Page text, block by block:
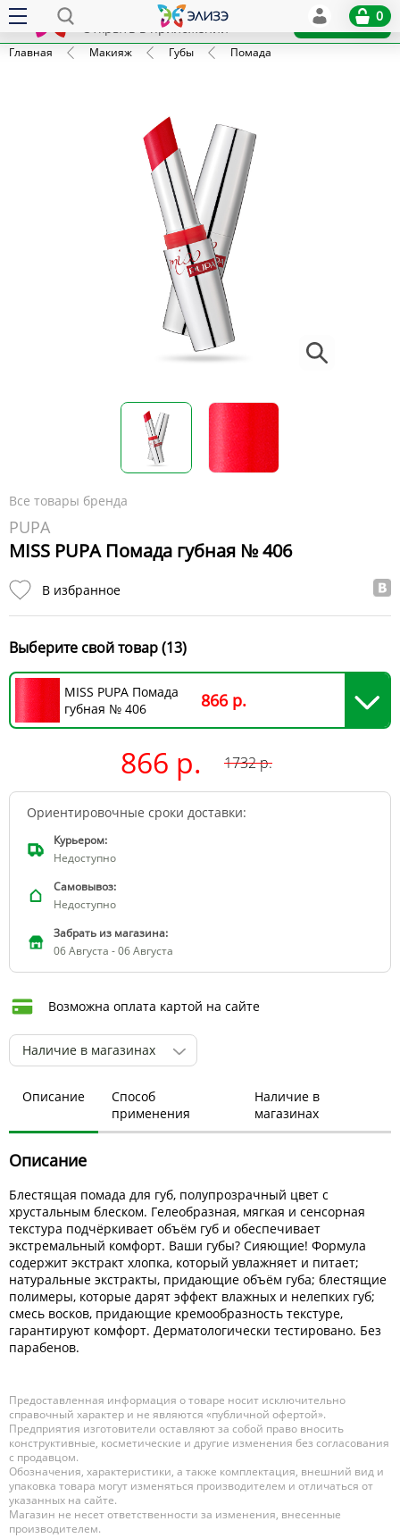
x
Открыть в приложении
Установить
0
Главная Макияж Губы Помада
Все товары бренда
PUPA
MISS PUPA Помада губная № 406
В избранное
Выберите свой товар (13)
MISS PUPA Помада
губная № 406
866 р.
866 р. 1732р.
Ориентировочные сроки доставки:
Курьером:
Недоступно
Самовывоз:
Недоступно
Забрать из магазина:
06 Августа - 06 Августа
Возможна оплата картой на сайте
Наличие в магазинах
Описание
Способ
применения
Наличие в
магазинах
Описание
Блестящая помада для губ, полупрозрачный цвет с
хрустальным блеском. Гелеобразная, мягкая и сенсорная
текстура подчёркивает объём губ и обеспечивает
экстремальный комфорт. Ваши губы? Сияющие! Формула
содержит экстракт хлопка, который увлажняет и питает;
натуральные экстракты, придающие объём губа; блестящие
полимеры, которые дарят эффект влажных и нелепких губ;
смесь восков, придающие кремообразность текстуре,
гарантируют комфорт. Дерматологически тестировано. Без
парабенов.
Предоставленная информация о товаре носит исключительно
справочный характер и не являются «публичной офертой».
Предприятия изготовители оставляют за собой право вносить
конструктивные, косметические и другие изменения без согласования
с продавцом.
Обозначения, характеристики, а также комплектация, внешний вид и
упаковка товара могут изменяться производителем и отличаться от
указанных на сайте.
Магазин не несет ответственности за изменения, внесенные
производителем.